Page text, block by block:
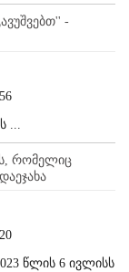
-
...
რომელიც
წლის 6 ივლისს